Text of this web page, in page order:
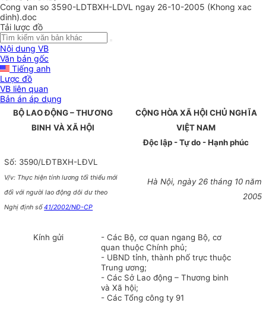
Cong van so 3590-LDTBXH-LDVL ngay 26-10-2005 (Khong xac
dinh).doc
Tải lược đồ
Nội dung VB
Văn bản gốc
Tiếng anh
Lược đồ
VB liên quan
Bản án áp dụng
BỘ LAO ĐỘNG – THƯƠNG
BINH VÀ XÃ HỘI
CỘNG HÒA XÃ HỘI CHỦ NGHĨA
VIỆT NAM
Độc lập - Tự do - Hạnh phúc
Số: 3590/LĐTBXH-LĐVL
V/v: Thực hiện tính lương tối thiểu mới
đối với người lao động dôi dư theo
Nghị định số41/2002/NĐ-CP
Hà Nội, ngày 26 tháng 10 năm
2005
Kính gửi
- Các Bộ, cơ quan ngang Bộ, cơ
quan thuộc Chính phủ;
- UBND tỉnh, thành phố trực thuộc
Trung ương;
- Các Sở Lao động – Thương binh
và Xã hội;
- Các Tổng công ty 91